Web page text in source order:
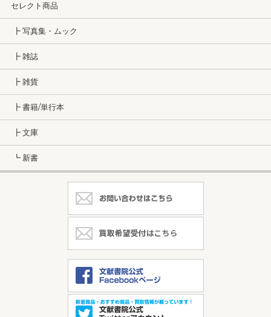
セレクト商品
┣ 写真集・ムック
┣ 雑誌
┣ 雑貨
┣ 書籍/単行本
┣ 文庫
┗ 新書